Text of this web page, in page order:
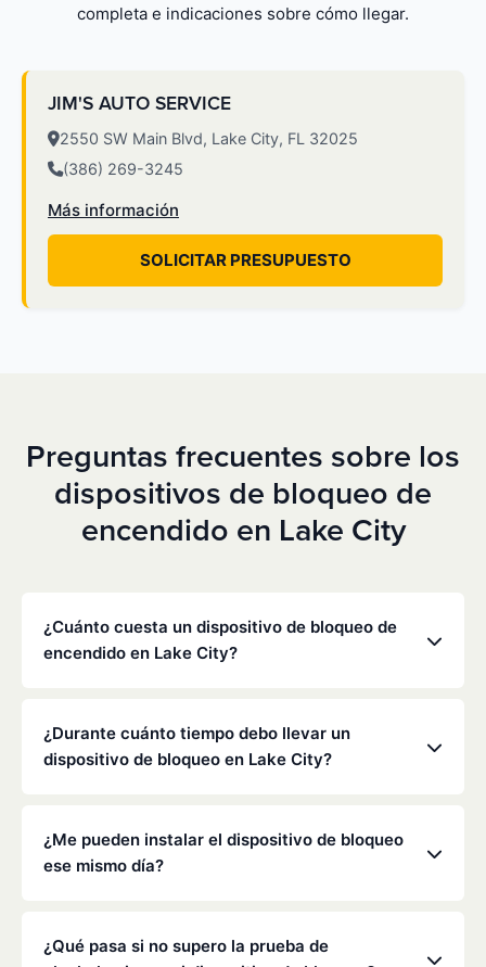
completa e indicaciones sobre cómo llegar.
JIM'S AUTO SERVICE
2550 SW Main Blvd, Lake City, FL 32025
(386) 269-3245
Más información
SOLICITAR PRESUPUESTO
Preguntas frecuentes sobre los
dispositivos de bloqueo de
encendido en Lake City
¿Cuánto cuesta un dispositivo de bloqueo de
encendido en Lake City?
concreta, pero Low Cost Interlock ofrece tarifas
mensuales competitivas sin gastos ocultos. Ponte
de los clientes pagan entre 70 y 100 dólares al mes,
incluyendo la supervisión y la calibración.
¿Durante cuánto tiempo debo llevar un
dispositivo de bloqueo en Lake City?
dispositivo de bloqueo la determinan el
Departamento de Tráfico de Florida y los tribunales,
¿Me pueden instalar el dispositivo de bloqueo
ese mismo día?
mismo día. Te recomendamos que llames con
¿Qué pasa si no supero la prueba de